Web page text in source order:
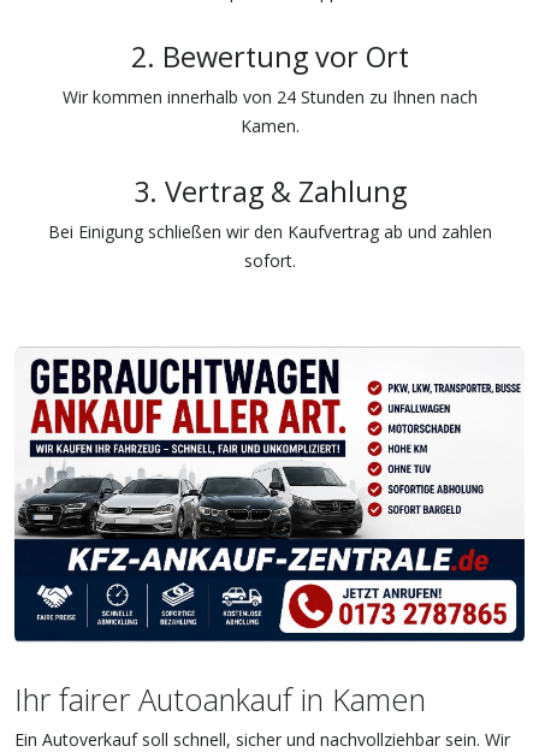
2. Bewertung vor Ort
Wir kommen innerhalb von 24 Stunden zu Ihnen nach
Kamen.
3. Vertrag & Zahlung
Bei Einigung schließen wir den Kaufvertrag ab und zahlen
sofort.
Ihr fairer Autoankauf in Kamen
Ein Autoverkauf soll schnell, sicher und nachvollziehbar sein. Wir